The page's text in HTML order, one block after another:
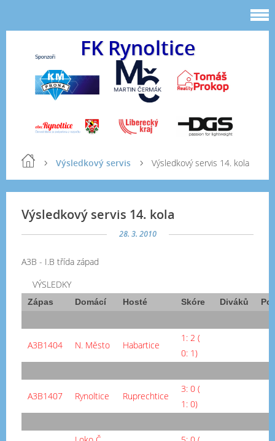
FK Rynoltice
Výsledkový servis Výsledkový servis 14. kola
Výsledkový servis 14. kola
28. 3. 2010
A3B - I.B třída západ
VÝSLEDKY
Zápas Domácí Hosté Skóre Diváků
A3B1404 N. Město Habartice
1: 2 (
0: 1)
A3B1407 Rynoltice Ruprechtice
3: 0 (
1: 0)